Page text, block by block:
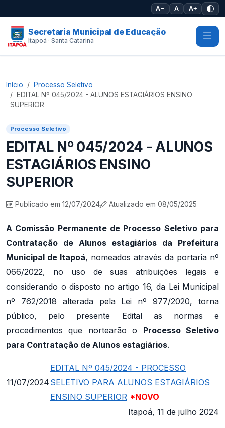
A− A A+
Secretaria Municipal de Educação
Itapoá · Santa Catarina
Início
Processo Seletivo
EDITAL Nº 045/2024 - ALUNOS ESTAGIÁRIOS ENSINO
SUPERIOR
Processo Seletivo
EDITAL Nº 045/2024 - ALUNOS
ESTAGIÁRIOS ENSINO
SUPERIOR
Publicado em 12/07/2024 Atualizado em 08/05/2025
A Comissão Permanente de Processo Seletivo para
Contratação de Alunos estagiários da Prefeitura
Municipal de Itapoá, nomeados através da portaria nº
066/2022, no uso de suas atribuições legais e
considerando o disposto no artigo 16, da Lei Municipal
nº 762/2018 alterada pela Lei nº 977/2020, torna
público, pelo presente Edital as normas e
procedimentos que nortearão o Processo Seletivo
para Contratação de Alunos estagiários.
11/07/2024
EDITAL Nº 045/2024 - PROCESSO
SELETIVO PARA ALUNOS ESTAGIÁRIOS
ENSINO SUPERIOR *NOVO
Itapoá, 11 de julho 2024